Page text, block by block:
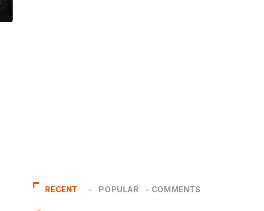
RECENT POPULAR COMMENTS